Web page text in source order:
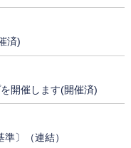
済)
開催します(開催済)
〕（連結）